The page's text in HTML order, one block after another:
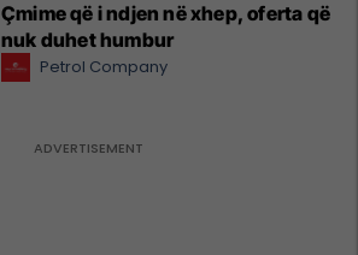
Çmime që i ndjen në xhep, oferta që
nuk duhet humbur
Petrol Company